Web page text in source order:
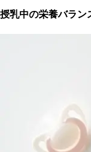
授乳中の栄養バラン